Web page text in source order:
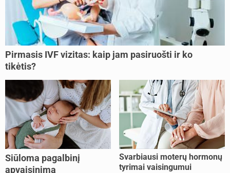
Pirmasis IVF vizitas: kaip jam pasiruošti ir ko
tikėtis?
Siūloma pagalbinį
apvaisinimą
Svarbiausi moterų hormonų
tyrimai vaisingumui